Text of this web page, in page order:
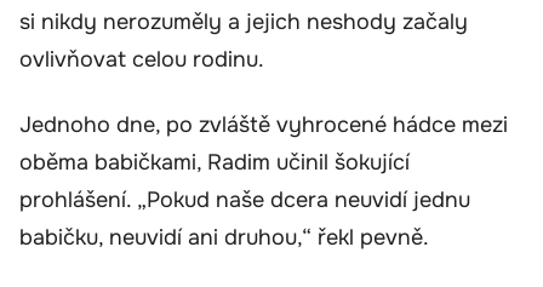
si nikdy nerozuměly a jejich neshody začaly
ovlivňovat celou rodinu.
Jednoho dne, po zvláště vyhrocené hádce mezi
oběma babičkami, Radim učinil šokující
prohlášení. „Pokud naše dcera neuvidí jednu
babičku, neuvidí ani druhou,“ řekl pevně.